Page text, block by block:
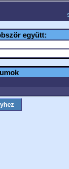
együtt: